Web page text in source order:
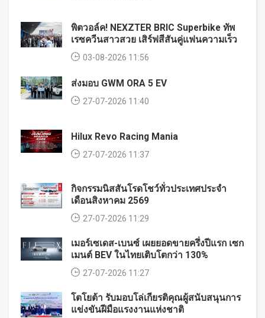
พิตวอล์ค! NEXZTER BRIC Superbike ทัพ
เรซควีนสาวสวย เสิร์ฟสีสันคู่แฟนความเร็ว
03-08-2026 11:56
ส่งมอบ GWM ORA 5 EV
27-07-2026 11:40
Hilux Revo Racing Mania
27-07-2026 11:37
กิจกรรมนิสสันโรดโชว์ทั่วประเทศประจำ
เดือนสิงหาคม 2569
27-07-2026 11:29
เมอร์เซเดส-เบนซ์ เผยยอดขายครึ่งปีแรก เซก
เมนต์ BEV ในไทยเติบโตกว่า 130%
27-07-2026 11:27
โตโยต้า รับมอบโล่เกียรติคุณผู้สนับสนุนการ
แข่งขันฝีมือแรงงานแห่งชาติ